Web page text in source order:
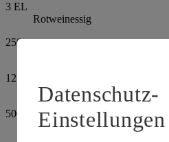
3 EL
Rotweinessig
250g
125
Rotwein
500
Zwiebeln
Datenschutz-
Einstellungen